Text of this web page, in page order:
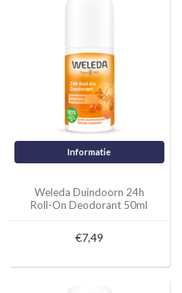
Informatie
Weleda Duindoorn 24h
Roll-On Deodorant 50ml
€7,49